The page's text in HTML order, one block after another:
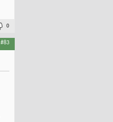
0
#83